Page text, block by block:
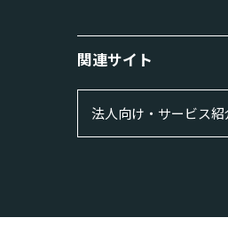
関連サイト
法人向け・サービス紹